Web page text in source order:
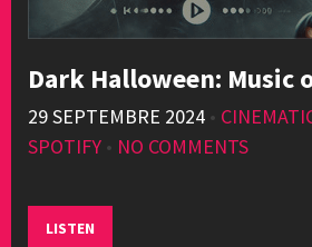
Dark Halloween: Music
29 SEPTEMBRE 2024 •
SPOTIFY • NO COMMENTS
LISTEN